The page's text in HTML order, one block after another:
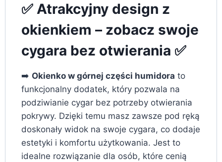
✅ Atrakcyjny design z
okienkiem – zobacz swoje
cygara bez otwierania ✅
➡️ Okienko w górnej części humidora to
funkcjonalny dodatek, który pozwala na
podziwianie cygar bez potrzeby otwierania
pokrywy. Dzięki temu masz zawsze pod ręką
doskonały widok na swoje cygara, co dodaje
estetyki i komfortu użytkowania. Jest to
idealne rozwiązanie dla osób, które cenią